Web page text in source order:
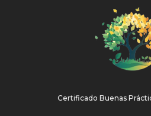
Certificado Buenas